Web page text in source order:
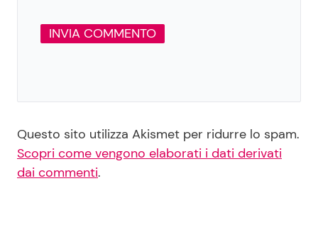
Questo sito utilizza Akismet per ridurre lo spam.
Scopri come vengono elaborati i dati derivati
dai commenti.